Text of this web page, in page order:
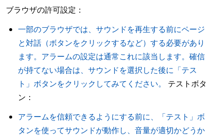
ブラウザの許可設定：
一部のブラウザでは、サウンドを再生する前にページ
と対話（ボタンをクリックするなど）する必要があり
ます。アラームの設定は通常これに該当します。確信
が持てない場合は、サウンドを選択した後に「テス
ト」ボタンをクリックしてみてください。
テストボタ
ン：
アラームを信頼できるようにする前に、「テスト」ボ
タンを使ってサウンドが動作し、音量が適切かどうか